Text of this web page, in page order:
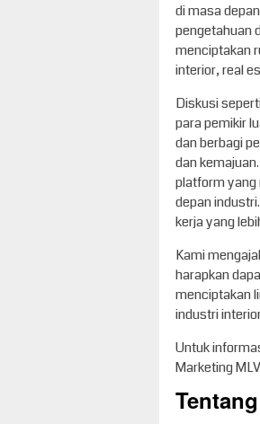
di masa
pengetahuan
menciptakan
interior, real
Diskusi
para pemikir
dan berbagi
dan
platform yang
depan
kerja yang
Kami
harapkan
menciptakan
industri
Untuk
Marketing